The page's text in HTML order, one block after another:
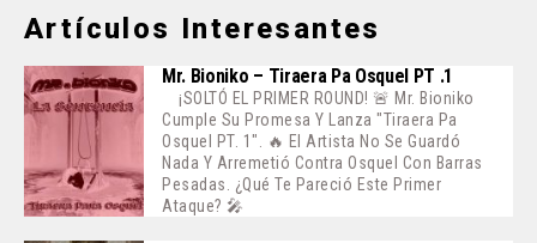
Artículos Interesantes
Mr. Bioniko – Tiraera Pa Osquel PT .1
¡SOLTÓ EL PRIMER ROUND! 🚨 Mr. Bioniko
Cumple Su Promesa Y Lanza "Tiraera Pa
Osquel PT. 1". 🔥 El Artista No Se Guardó
Nada Y Arremetió Contra Osquel Con Barras
Pesadas. ¿Qué Te Pareció Este Primer
Ataque? 🎤